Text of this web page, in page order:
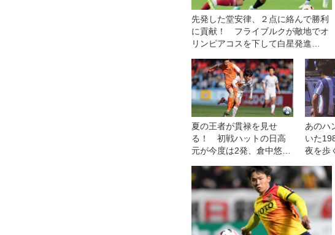
先発した堂安律、２点に絡んで勝利
に貢献！ フライブルクが敵地でオ
リンピアコスを下して白星発進
夏の王者が貫禄を見せ
る！ 初戦ハットの日高
元が今度は2発、倉中悠駕
水口に４−０快勝【3回
戦】
あのハ
いた
夜を歩